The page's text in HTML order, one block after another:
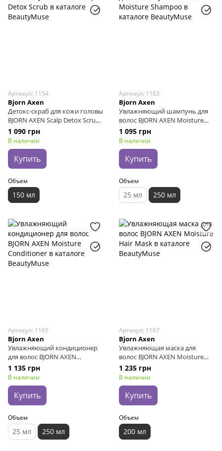
Артикул: 1154
Bjorn Axen
Детокс-скраб для кожи головы
BJORN AXEN Scalp Detox Scrub,
150 мл
1 090 грн
В наличии
Купить
Объем
150 мл
Артикул: 1163
Bjorn Axen
Увлажняющий шампунь для
волос BJORN AXEN Moisture
Shampoo, 250 мл
1 095 грн
В наличии
Купить
Объем
25 мл 250 мл
Артикул: 1165
Bjorn Axen
Увлажняющий кондиционер
для волос BJORN AXEN
Moisture Conditioner, 250 мл
1 135 грн
В наличии
Купить
Объем
25 мл 250 мл
Артикул: 1167
Bjorn Axen
Увлажняющая маска для
волос BJORN AXEN Moisture
Hair Mask, 200 мл
1 235 грн
В наличии
Купить
Объем
200 мл